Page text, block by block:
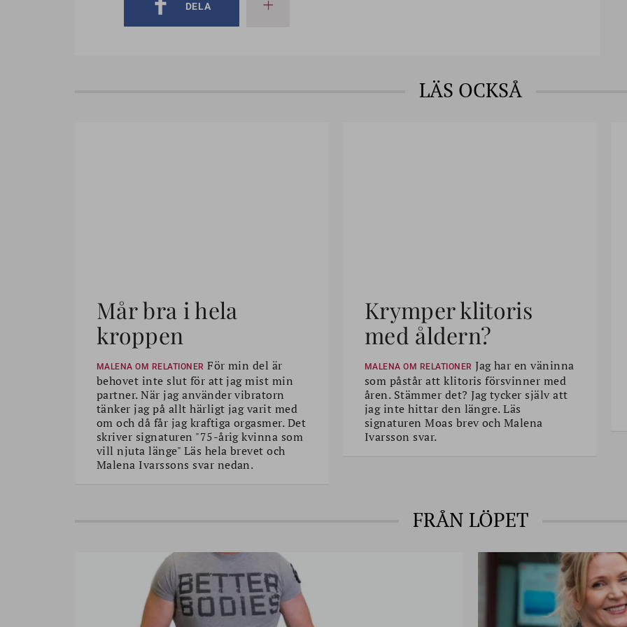
DELA
LÄS OCKSÅ
Mår bra i hela
kroppen
MALENA OM RELATIONER För min del är
behovet inte slut för att jag mist min
partner. När jag använder vibratorn
tänker jag på allt härligt jag varit med
om och då får jag kraftiga orgasmer. Det
skriver signaturen "75-årig kvinna som
vill njuta länge" Läs hela brevet och
Malena Ivarssons svar nedan.
Krymper klitoris
med åldern?
MALENA OM RELATIONER Jag har en väninna
som påstår att klitoris försvinner med
åren. Stämmer det? Jag tycker själv att
jag inte hittar den längre. Läs
signaturen Moas brev och Malena
Ivarsson svar.
FRÅN LÖPET